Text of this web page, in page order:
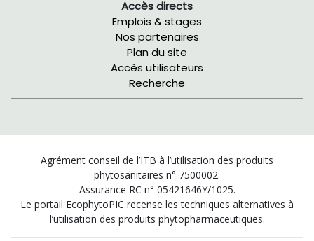
Accès directs
Emplois & stages
Nos partenaires
Plan du site
Accès utilisateurs
Recherche
Agrément conseil de l’ITB à l’utilisation des produits
phytosanitaires n° 7500002.
Assurance RC n° 05421646Y/1025.
Le portail EcophytoPIC recense les techniques alternatives à
l’utilisation des produits phytopharmaceutiques.